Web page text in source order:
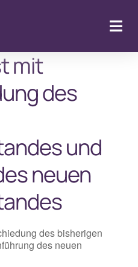
mit
des
und
neuen